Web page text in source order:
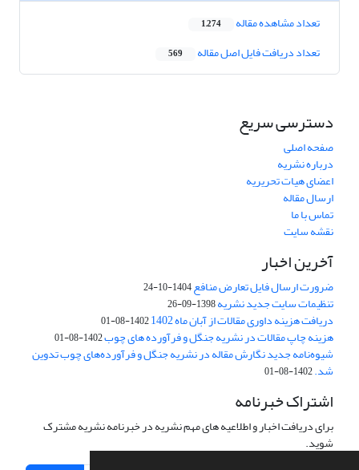
تعداد مشاهده مقاله 1,274
تعداد دریافت فایل اصل مقاله 569
دسترسی سریع
صفحه اصلی
درباره نشریه
اعضای هیات تحریریه
ارسال مقاله
تماس با ما
نقشه سایت
آخرین اخبار
ضرورت ارسال فایل تعارض منافع1404-10-24
تنظیمات سایت جدید نشریه1398-09-26
دریافت هزینه داوری مقالات از آبان ماه 1402 1402-08-01
هزینه چاپ مقالات در نشریه جنگل و فرآورده های چوب1402-08-01
شیوه‌نامه جدید نگارش مقاله در نشریه جنگل و فرآورده‌های چوب تدوین
شد.1402-08-01
اشتراک خبرنامه
برای دریافت اخبار و اطلاعیه های مهم نشریه در خبرنامه نشریه مشترک
شوید.